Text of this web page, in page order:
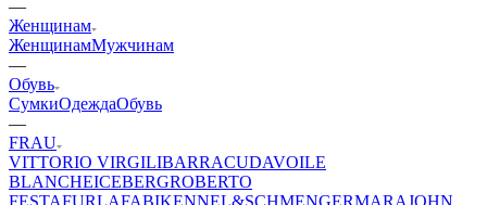
—
Женщинам
ЖенщинамМужчинам
—
Обувь
СумкиОдеждаОбувь
—
FRAU
VITTORIO VIRGILIBARRACUDAVOILE
BLANCHEICEBERGROBERTO
FESTAFURLAFABIKENNEL&SCHMENGERMARAJOHN